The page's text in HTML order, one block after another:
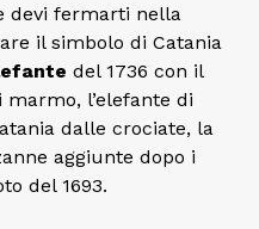
devi fermarti nella
il simbolo di Catania
del 1736 con il
l’elefante di
dalle crociate, la
aggiunte dopo i
del 1693.